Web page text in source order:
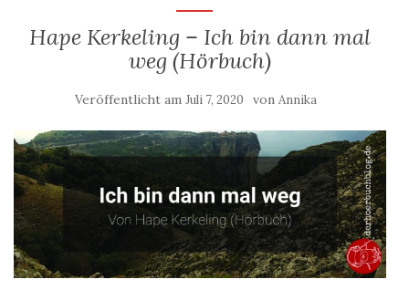
Hape Kerkeling – Ich bin dann mal
weg (Hörbuch)
Veröffentlicht am Juli 7, 2020 von Annika